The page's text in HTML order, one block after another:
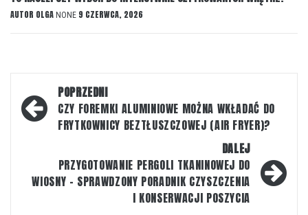
AUTOR OLGA NONE 9 CZERWCA, 2026
Nawigacja
wpisu
POPRZEDNI
CZY FOREMKI ALUMINIOWE MOŻNA WKŁADAĆ DO
FRYTKOWNICY BEZTŁUSZCZOWEJ (AIR FRYER)?
DALEJ
PRZYGOTOWANIE PERGOLI TKANINOWEJ DO
WIOSNY – SPRAWDZONY PORADNIK CZYSZCZENIA
I KONSERWACJI POSZYCIA